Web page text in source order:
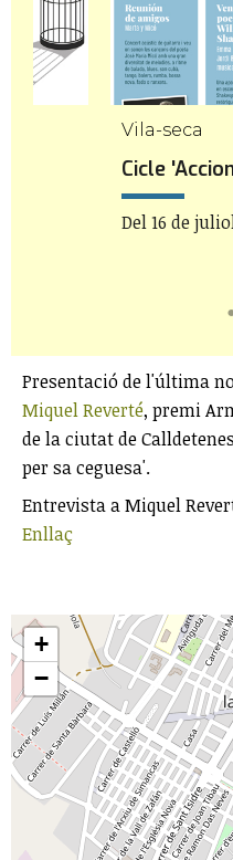
Vila-seca
Cicle
Del 16 de
Presentació de l'última
Miquel Reverté, premi
de la ciutat de
per sa ceguesa'.
Entrevista a Miquel
Enllaç
+
−